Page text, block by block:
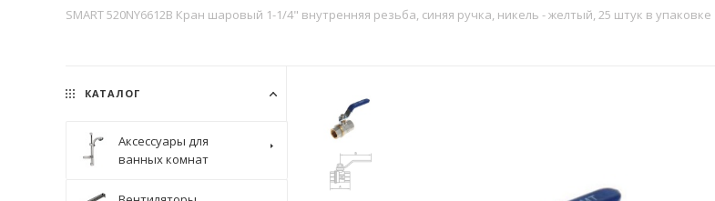
SMART 520NY6612B Кран шаровый 1-1/4" внутренняя резьба, синяя ручка, никель - желтый, 25 штук в упаковке
КАТАЛОГ
Аксессуары для
ванных комнат